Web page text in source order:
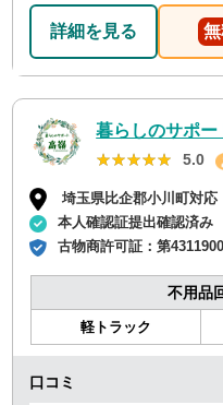
詳細を見る
暮らしのサポー
★★★★★
★★★★★ 5.0
埼玉県比企郡小川町対応
本人確認証提出確認済み
古物商許可証：第
不用品
軽トラック
口コミ